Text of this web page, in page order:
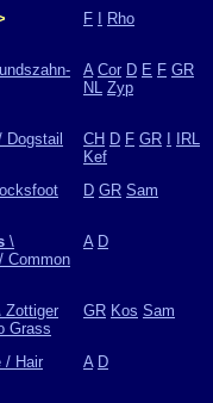
F Rho
A Cor D E F GR
NL Zyp
CH D F GR
IRL
Kef
D GR Sam
\
Common
A D
Zottiger
Grass
GR Kos Sam
/ Hair
A D